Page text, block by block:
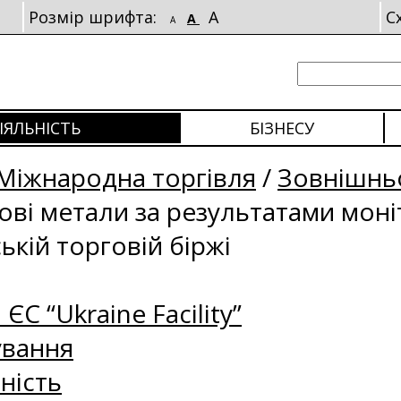
Розмір шрифта: A A A
БІЗНЕСУ
торгівля /
метали за результатами
торговій біржі
ЄС “Ukraine Facility”